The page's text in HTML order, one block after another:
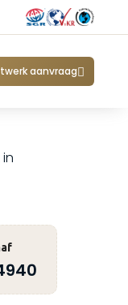
aanvraag